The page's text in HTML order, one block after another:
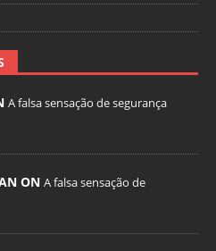
A falsa sensação de segurança
ON A falsa sensação de